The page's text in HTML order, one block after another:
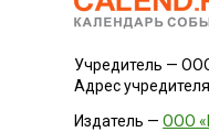
Учредитель —
Адрес
Издатель —ООО